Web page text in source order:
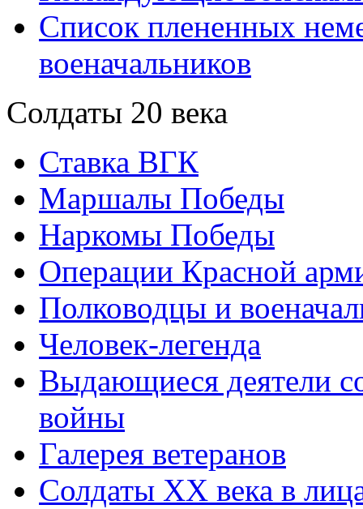
Список плененных
военачальников
Солдаты 20 века
Ставка ВГК
Маршалы Победы
Наркомы Победы
Операции Красной
Полководцы и
Человек-легенда
Выдающиеся деятели
войны
Галерея ветеранов
Солдаты XX века в